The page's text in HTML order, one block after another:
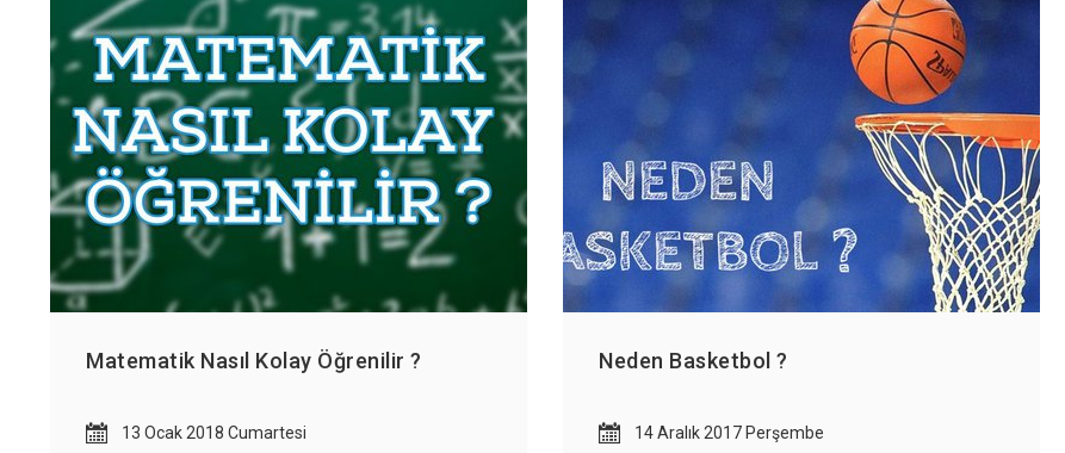
Matematik Nasıl Kolay Öğrenilir ?
13 Ocak 2018 Cumartesi
Neden Basketbol ?
14 Aralık 2017 Perşembe
Performans ve Analiz Çerezleri
Sitemizi kaç kişinin ziyaret ettiğini anlamamıza, sayfaların performanslarını analiz etmemize
ve kullanıcı deneyimini iyileştirmemize yardımcı olur.
Pazarlama ve Hedefleme Çerezleri
İlgi alanlarınıza göre kişiselleştirilmiş duyuru, etkinlik reklamları ve içerikler sunmak amacıyla
Tercihlerimi Kaydet